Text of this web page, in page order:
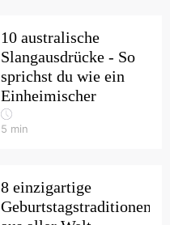
10 australische
Slangausdrücke - So
sprichst du wie ein
Einheimischer
5 min
8 einzigartige
Geburtstagstraditionen